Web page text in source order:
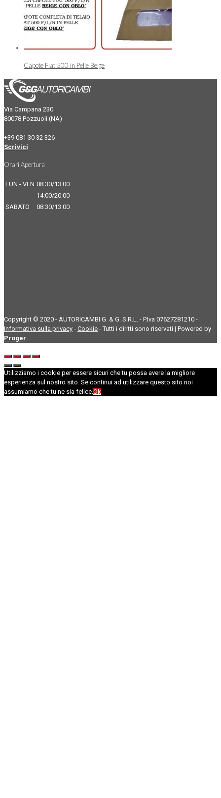
Capote Fiat 500 in Pelle Beige
Via Campana 230
80078 Pozzuoli (NA)
+39 081 30 32 326
Scrivici
Orari Apertura
LUN - VEN 08:30/13:00
14:00/20:00
SABATO
08:30/13:00
Copyright © 2020 - AUTORICAMBI G. & G. S.R.L. - P.Iva 07627281210 -
Informativa sulla privacy - Cookie - Tutti i diritti sono riservati | Powered by
Proger
Utilizziamo i cookie per essere sicuri che tu possa avere la migliore
esperienza sul nostro sito. Se continui ad utilizzare questo sito noi
assumiamo che tu ne sia felice.Ok